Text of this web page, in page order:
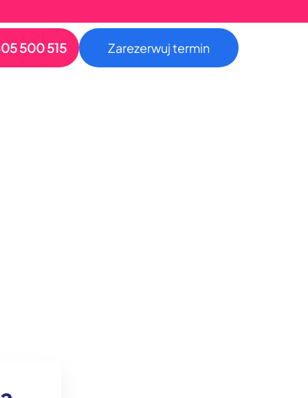
500 515 Zarezerwuj termin